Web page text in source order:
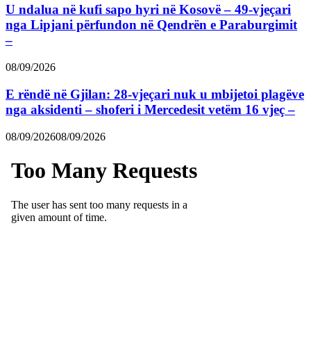
U ndalua në kufi sapo hyri në Kosovë – 49-vjeçari
nga Lipjani përfundon në Qendrën e Paraburgimit
–
08/09/2026
E rëndë në Gjilan: 28-vjeçari nuk u mbijetoi plagëve
nga aksidenti – shoferi i Mercedesit vetëm 16 vjeç –
08/09/202608/09/2026